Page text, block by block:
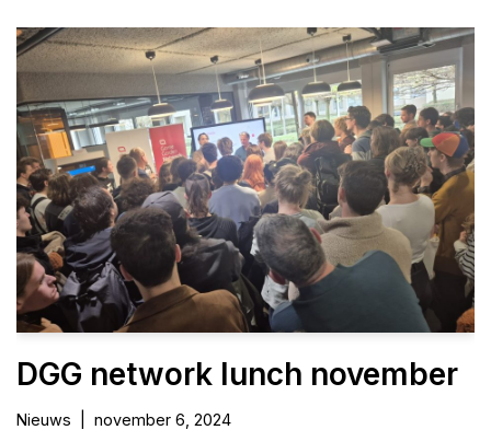
DGG network lunch november
Nieuws november 6, 2024